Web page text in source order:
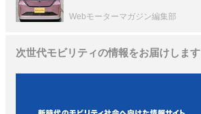
クラ」
Webモーターマガジン編集部
次世代モビリティの情報をお届けします